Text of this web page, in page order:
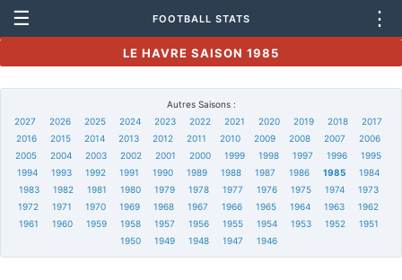
☰ FOOTBALL STATS ⋮
LE HAVRE SAISON 1985
Autres Saisons :
2027
2026 2025 2024 2023 2022 2021 2020 2019 2018
2017
2016
2015 2014 2013 2012 2011 2010 2009 2008 2007
2006
2005
2004 2003 2002 2001 2000 1999 1998 1997 1996
1995
1994
1993 1992 1991 1990 1989 1988 1987 1986 1985
1984
1983
1982 1981 1980 1979 1978 1977 1976 1975 1974
1973
1972
1971 1970 1969 1968 1967 1966 1965 1964 1963
1962
1961
1960 1959 1958 1957 1956 1955 1954 1953 1952
1951
1950
1949 1948 1947 1946